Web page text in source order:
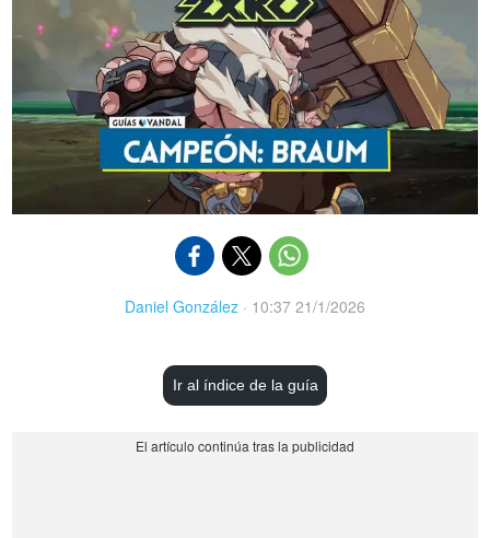
Daniel González · 10:37 21/1/2026
Ir al índice de la guía